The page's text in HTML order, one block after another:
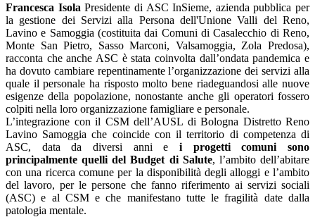
Francesca Isola Presidente di ASC InSieme, azienda pubblica per
la gestione dei Servizi alla Persona dell'Unione Valli del Reno,
Lavino e Samoggia (costituita dai Comuni di Casalecchio di Reno,
Monte San Pietro, Sasso Marconi, Valsamoggia, Zola Predosa),
racconta che anche ASC è stata coinvolta dall’ondata pandemica e
ha dovuto cambiare repentinamente l’organizzazione dei servizi alla
quale il personale ha risposto molto bene riadeguandosi alle nuove
esigenze della popolazione, nonostante anche gli operatori fossero
colpiti nella loro organizzazione famigliare e personale.
L’integrazione con il CSM dell’AUSL di Bologna Distretto Reno
Lavino Samoggia che coincide con il territorio di competenza di
ASC, data da diversi anni e i progetti comuni sono
principalmente quelli del Budget di Salute, l’ambito dell’abitare
con una ricerca comune per la disponibilità degli alloggi e l’ambito
del lavoro, per le persone che fanno riferimento ai servizi sociali
(ASC) e al CSM e che manifestano tutte le fragilità date dalla
patologia mentale.